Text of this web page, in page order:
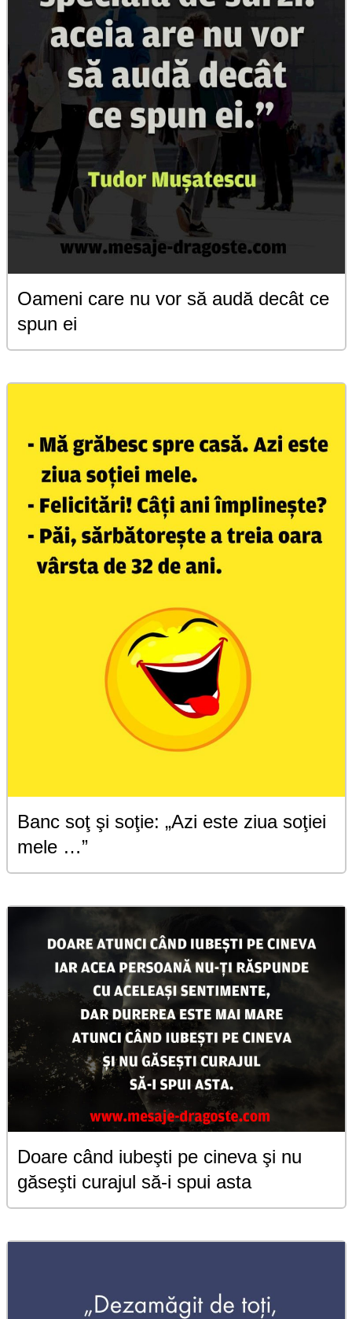
Oameni care nu vor să audă decât ce
spun ei
Banc soţ şi soţie: „Azi este ziua soţiei
mele …”
Doare când iubeşti pe cineva şi nu
găseşti curajul să-i spui asta